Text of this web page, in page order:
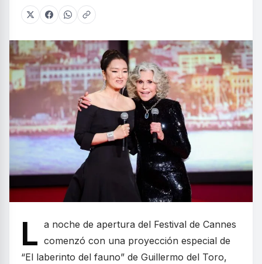
L a noche de apertura del Festival de Cannes
comenzó con una proyección especial de
“El laberinto del fauno” de Guillermo del Toro,